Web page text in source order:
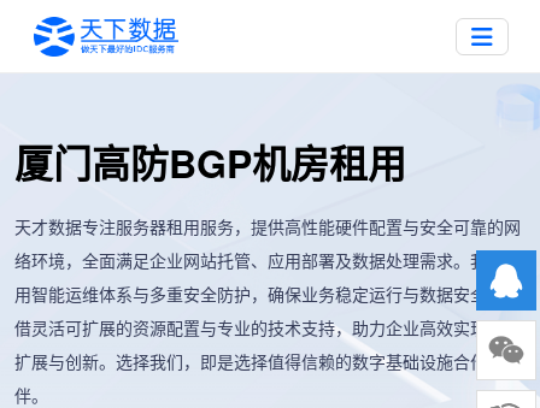
厦门高防BGP机房租用
天才数据专注服务器租用服务，提供高性能硬件配置与安全可靠的网
络环境，全面满足企业网站托管、应用部署及数据处理需求。我们采
用智能运维体系与多重安全防护，确保业务稳定运行与数据安全。凭
借灵活可扩展的资源配置与专业的技术支持，助力企业高效实现业务
扩展与创新。选择我们，即是选择值得信赖的数字基础设施合作伙
伴。